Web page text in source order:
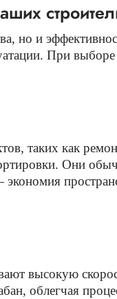
но и
При
таких как
Они
высокую
облегчая